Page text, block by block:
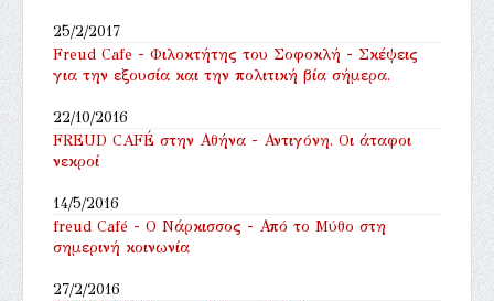
25/2/2017
Freud Cafe - Φιλοκτήτης του Σοφοκλή - Σκέψεις
για την εξουσία και την πολιτική βία σήμερα.
22/10/2016
FREUD CAFÉ στην Αθήνα - Αντιγόνη. Οι άταφοι
νεκροί
14/5/2016
freud Café - Ο Νάρκισσος - Από το Μύθο στη
σημερινή κοινωνία
27/2/2016